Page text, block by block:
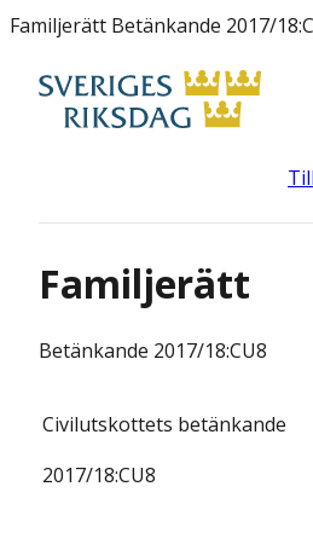
Familjerätt Betänkande 2017/
Familjerätt
Betänkande 2017/18:CU8
Civilutskottets betänkande
2017/18:CU8